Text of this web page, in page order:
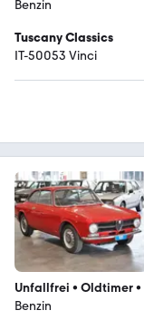
Benzin
Tuscany Classics
IT-50053 Vinci
Unfallfrei • Oldtimer•
Benzin